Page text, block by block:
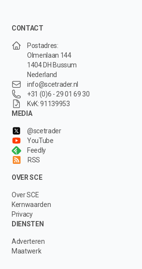
CONTACT
Postadres:
Olmenlaan 144
1404 DH Bussum
Nederland
info@scetrader.nl
+31 (0)6 - 29 01 69 30
KvK: 91139953
MEDIA
@scetrader
YouTube
Feedly
RSS
OVER SCE
Over SCE
Kernwaarden
Privacy
DIENSTEN
Adverteren
Maatwerk